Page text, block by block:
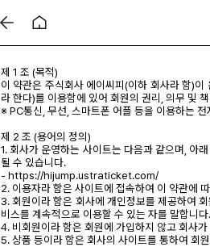
제 1 조 (목적)
이 약관은 주식회사 에이씨피(이하 회사라 함)
라 한다)를 이용함에 있어 회원의 권리, 의무 및
※ PC통신, 무선, 스마트폰 어플 등을 이용하는
제 2 조 (용어의 정의)
1. 회사가 운영하는 사이트는 다음과 같으며, 아
될 수 있습니다.
- https://hijump.ustraticket.com/
2. 이용자라 함은 사이트에 접속하여 이 약관에
3. 회원이라 함은 회사에 개인정보를 제공하여
비스를 계속적으로 이용할 수 있는 자를 말합니다.
4. 비회원이라 함은 회원에 가입하지 않고 회사
5. 상품 등이라 함은 회사의 사이트를 통하여 회